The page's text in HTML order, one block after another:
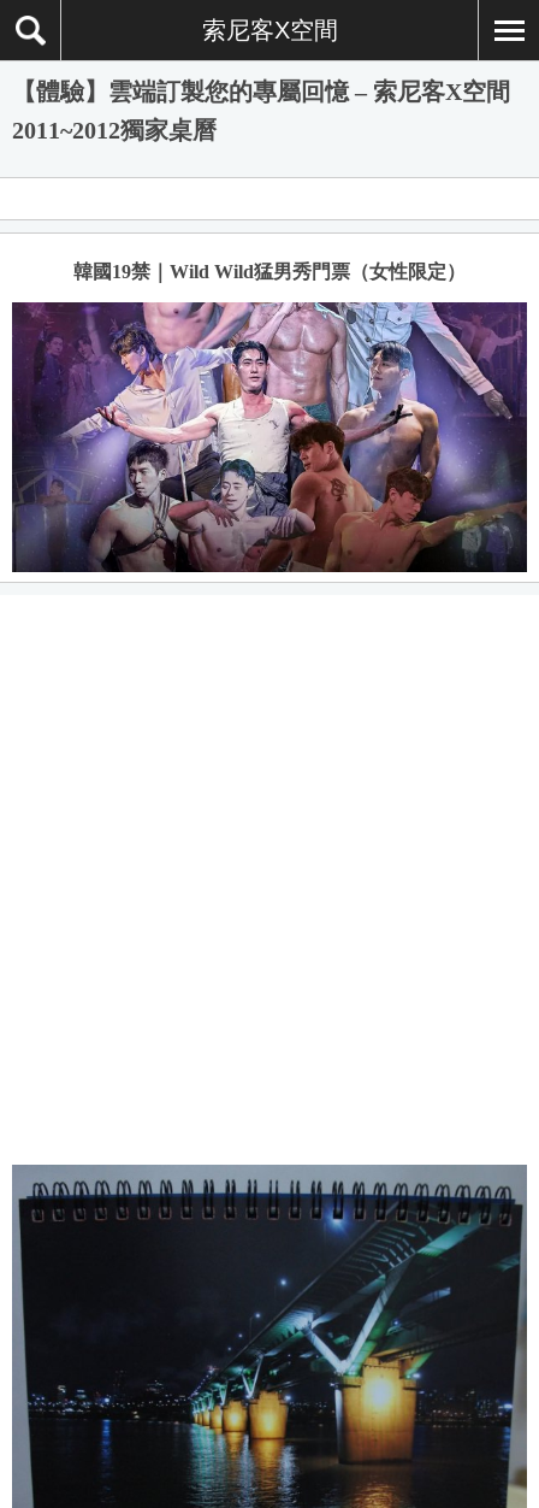
索尼客X空間
【體驗】雲端訂製您的專屬回憶 – 索尼客X空間
2011~2012獨家桌曆
韓國19禁｜Wild Wild猛男秀門票（女性限定）